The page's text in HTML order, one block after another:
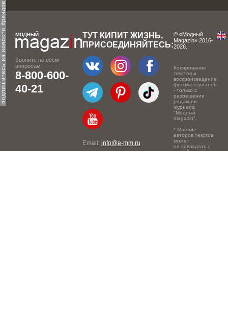
подпишитесь на новости брендов
Звоните по всем
вопросам
8-800-600-
40-21
ТУТ КИПИТ ЖИЗНЬ,
ПРИСОЕДИНЯЙТЕСЬ:
Email: info@e-mm.ru
© «Модный
Magazin» 2016-
2026.
Копирование
текстов и
воспроизведение
фотоматериалов
- только с
разрешения
редакции
журнала
"Модный
magazin".
* Мнение
авторов текстов
может
не совпадать с
точкой зрения